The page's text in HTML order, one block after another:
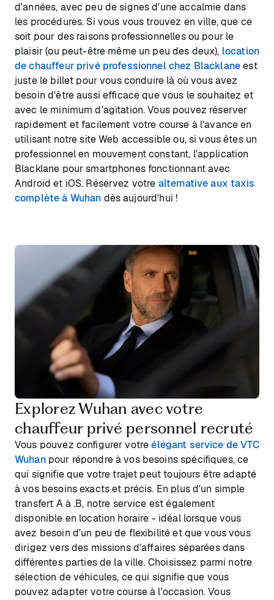
d'années, avec peu de signes d'une accalmie dans
les procédures. Si vous vous trouvez en ville, que ce
soit pour des raisons professionnelles ou pour le
plaisir (ou peut-être même un peu des deux), location
de chauffeur privé professionnel chez Blacklaneest
juste le billet pour vous conduire là où vous avez
besoin d'être aussi efficace que vous le souhaitez et
avec le minimum d'agitation. Vous pouvez réserver
rapidement et facilement votre course à l'avance en
utilisant notre site Web accessible ou, si vous êtes un
professionnel en mouvement constant, l'application
Blacklane pour smartphones fonctionnant avec
Android et iOS. Réservez votre alternative aux taxis
complète à Wuhan dès aujourd'hui !
Explorez Wuhan avec votre
chauffeur privé personnel recruté
Vous pouvez configurer votreélégant service de VTC
Wuhanpour répondre à vos besoins spécifiques, ce
qui signifie que votre trajet peut toujours être adapté
à vos besoins exacts et précis. En plus d'un simple
transfert A à .B, notre service est également
disponible en location horaire - idéal lorsque vous
avez besoin d'un peu de flexibilité et que vous vous
dirigez vers des missions d'affaires séparées dans
différentes parties de la ville. Choisissez parmi notre
sélection de véhicules, ce qui signifie que vous
pouvez adapter votre course à l'occasion. Vous